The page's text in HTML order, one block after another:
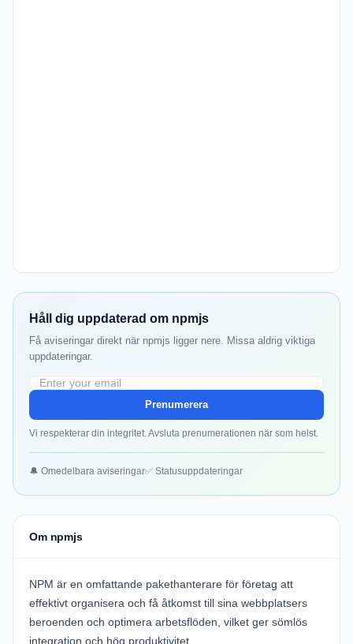
Håll dig uppdaterad om npmjs
Få aviseringar direkt när npmjs ligger nere. Missa aldrig viktiga
uppdateringar.
Prenumerera
Vi respekterar din integritet. Avsluta prenumerationen när som helst.
🔔 Omedelbara aviseringar✅ Statusuppdateringar
Om npmjs
NPM är en omfattande pakethanterare för företag att
effektivt organisera och få åtkomst till sina webbplatsers
beroenden och optimera arbetsflöden, vilket ger sömlös
integration och hög produktivitet.